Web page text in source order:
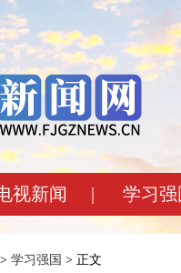
视新闻 | 学习强
> 学习强国 > 正文